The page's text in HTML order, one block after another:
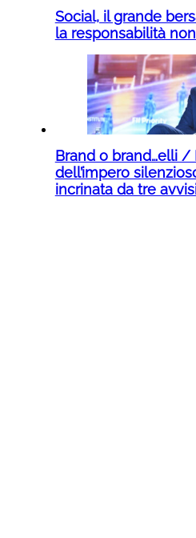
Social, il grande
la responsabilità
Brand o brand…elli /
dell’impero
incrinata da tre